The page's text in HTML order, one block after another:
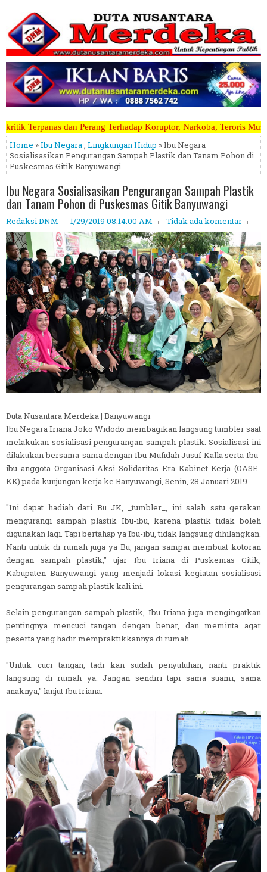
Koruptor, Narkoba, Teroris Musuh Rakyat ~~~~~>>>>>
Home »Ibu Negara, Lingkungan Hidup » Ibu Negara
Sosialisasikan Pengurangan Sampah Plastik dan Tanam Pohon di
Puskesmas Gitik Banyuwangi
Ibu Negara Sosialisasikan Pengurangan Sampah Plastik
dan Tanam Pohon di Puskesmas Gitik Banyuwangi
Redaksi DNM 1/29/2019 08:14:00 AM Tidak ada komentar
Duta Nusantara Merdeka | Banyuwangi
Ibu Negara Iriana Joko Widodo membagikan langsung tumbler saat
melakukan sosialisasi pengurangan sampah plastik. Sosialisasi ini
dilakukan bersama-sama dengan Ibu Mufidah Jusuf Kalla serta Ibu-
ibu anggota Organisasi Aksi Solidaritas Era Kabinet Kerja (OASE-
KK) pada kunjungan kerja ke Banyuwangi, Senin, 28 Januari 2019.
"Ini dapat hadiah dari Bu JK, _tumbler_, ini salah satu gerakan
mengurangi sampah plastik Ibu-ibu, karena plastik tidak boleh
digunakan lagi. Tapi bertahap ya Ibu-ibu, tidak langsung dihilangkan.
Nanti untuk di rumah juga ya Bu, jangan sampai membuat kotoran
dengan sampah plastik," ujar Ibu Iriana di Puskemas Gitik,
Kabupaten Banyuwangi yang menjadi lokasi kegiatan sosialisasi
pengurangan sampah plastik kali ini.
Selain pengurangan sampah plastik, Ibu Iriana juga mengingatkan
pentingnya mencuci tangan dengan benar, dan meminta agar
peserta yang hadir mempraktikkannya di rumah.
"Untuk cuci tangan, tadi kan sudah penyuluhan, nanti praktik
langsung di rumah ya. Jangan sendiri tapi sama suami, sama
anaknya," lanjut Ibu Iriana.